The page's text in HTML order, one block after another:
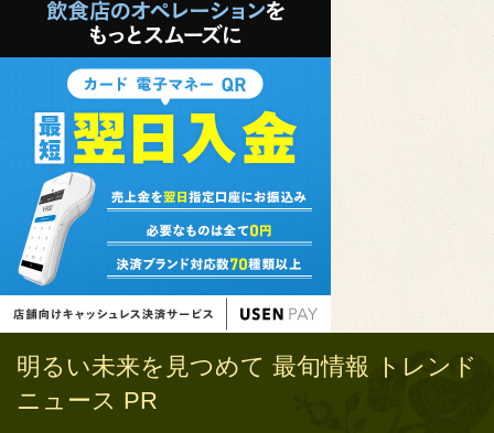
明るい未来を見つめて 最旬情報 トレンド
ニュース PR